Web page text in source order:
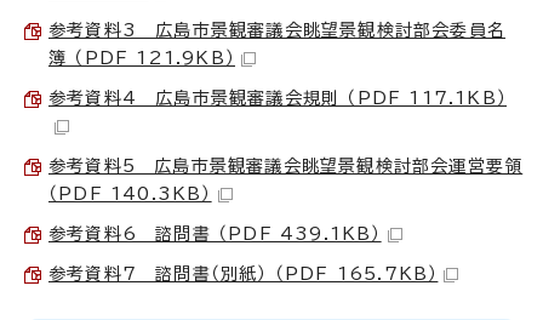
参考資料3 広島市景観審議会眺望景観検討部会委員名
簿 （PDF 121.9KB）
参考資料4 広島市景観審議会規則 （PDF 117.1KB）
参考資料5 広島市景観審議会眺望景観検討部会運営要領
（PDF 140.3KB）
参考資料6 諮問書 （PDF 439.1KB）
参考資料7 諮問書（別紙） （PDF 165.7KB）